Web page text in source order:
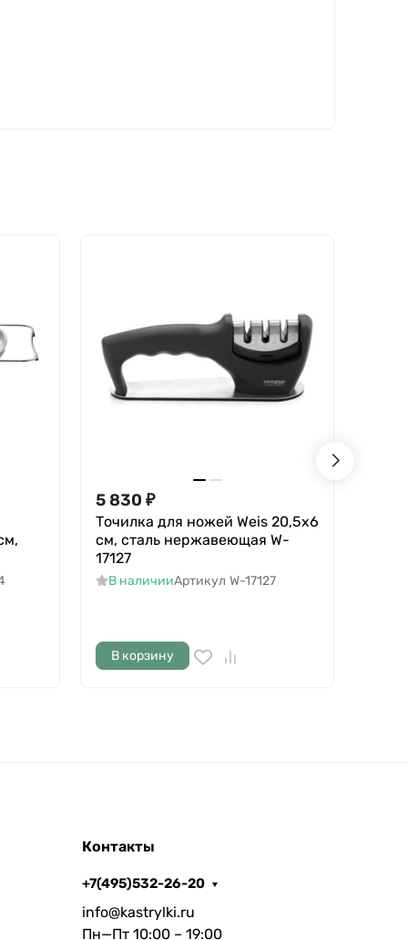
5 830 ₽
Точилка для ножей Weis 20,5х6
см, сталь нержавеющая W-
17127
В наличииАртикул W-17127
В корзину
Контакты
+7(495)532-26-20
info@kastrylki.ru
Пн—Пт 10:00 – 19:00